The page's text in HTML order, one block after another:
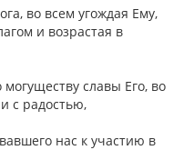
во всем угождая Ему,
и возрастая в
славы Его, во
с радостью,
нас к участию в